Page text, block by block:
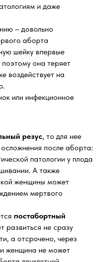
и даже
– довольно
аборта
шейку впервые
она теряет
воздействует на
или инфекционное
резус, то для нее
после аборта:
патологии у плода
А также
женщины может
мертвого
постабортный
развиться не сразу
а отсрочено, через
женщина не может